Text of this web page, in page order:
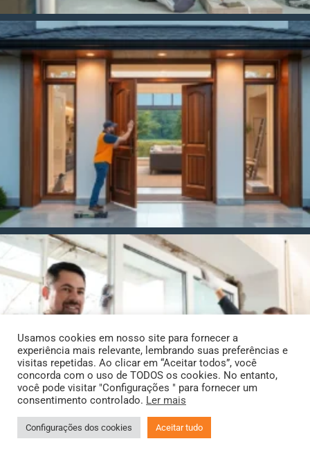
Usamos cookies em nosso site para fornecer a
experiência mais relevante, lembrando suas preferências e
visitas repetidas. Ao clicar em “Aceitar todos”, você
concorda com o uso de TODOS os cookies. No entanto,
você pode visitar "Configurações " para fornecer um
consentimento controlado. Ler mais
Configurações dos cookies Aceitar tudo